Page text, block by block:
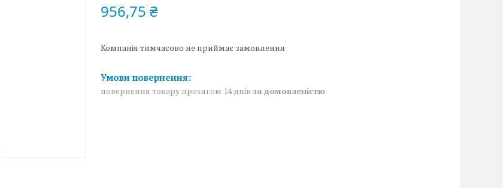
956,75 ₴
Компанія тимчасово не приймає замовлення
повернення товару протягом 14 днів за домовленістю